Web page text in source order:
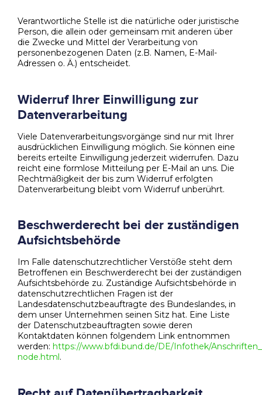
Verantwortliche Stelle ist die natürliche oder juristische
Person, die allein oder gemeinsam mit anderen über
die Zwecke und Mittel der Verarbeitung von
personenbezogenen Daten (z.B. Namen, E-Mail-
Adressen o. Ä.) entscheidet.
Widerruf Ihrer Einwilligung zur
Datenverarbeitung
Viele Datenverarbeitungsvorgänge sind nur mit Ihrer
ausdrücklichen Einwilligung möglich. Sie können eine
bereits erteilte Einwilligung jederzeit widerrufen. Dazu
reicht eine formlose Mitteilung per E-Mail an uns. Die
Rechtmäßigkeit der bis zum Widerruf erfolgten
Datenverarbeitung bleibt vom Widerruf unberührt.
Beschwerderecht bei der zuständigen
Aufsichtsbehörde
Im Falle datenschutzrechtlicher Verstöße steht dem
Betroffenen ein Beschwerderecht bei der zuständigen
Aufsichtsbehörde zu. Zuständige Aufsichtsbehörde in
datenschutzrechtlichen Fragen ist der
Landesdatenschutzbeauftragte des Bundeslandes, in
dem unser Unternehmen seinen Sitz hat. Eine Liste
der Datenschutzbeauftragten sowie deren
Kontaktdaten können folgendem Link entnommen
werden: https://www.bfdi.bund.de/DE/Infothek/
node.html .